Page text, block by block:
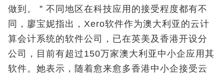
做到。＂不同地区在科技应用的接受程度都有不
同，廖宝妮指出，Xero软件作为澳大利亚的云计
算会计系统的软件公司，已在英美及香港开设分
公司，目前有超过150万家澳大利亚中小企应用其
软件。她表示，随着愈来愈多香港中小企接受云